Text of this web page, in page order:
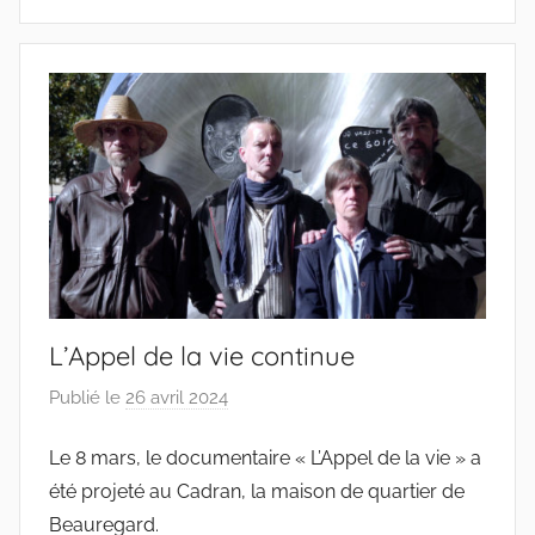
s
L’Appel de la vie continue
Publié le 26 avril 2024
r
c
Le 8 mars, le documentaire « L’Appel de la vie » a
été projeté au Cadran, la maison de quartier de
Beauregard.